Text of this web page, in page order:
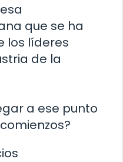
que se ha
los líderes
de la
a ese punto